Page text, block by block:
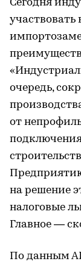
Сегодня
очередь,
от
на решение
налоговые
Главное —
По данным